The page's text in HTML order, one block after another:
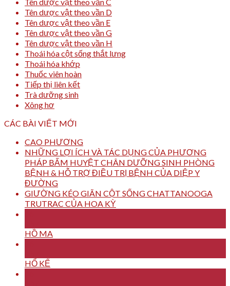
Tên dược vật theo vần D
Tên dược vật theo vần E
Tên dược vật theo vần G
Tên dược vật theo vần H
Thoái hóa cột sống thắt lưng
Thoái hóa khớp
Thuốc viên hoàn
Tiếp thị liên kết
Trà dưỡng sinh
Xông hơ
CÁC BÀI VIẾT MỚI
CAO PHƯƠNG
NHỮNG LỢI ÍCH VÀ TÁC DỤNG CỦA PHƯƠNG
PHÁP BẤM HUYỆT CHÂN DƯỠNG SINH PHÒNG
BỆNH & HỖ TRỢ ĐIỀU TRỊ BỆNH CỦA DIỆP Y
ĐƯỜNG
GIƯỜNG KÉO GIÃN CỘT SỐNG CHATTANOOGA
TRUTRAC CỦA HOA KỲ
HỒ MA
HỔ KẾ